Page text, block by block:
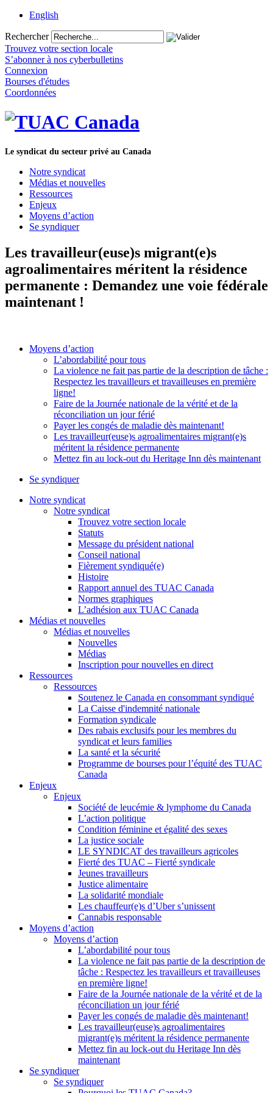
English
Rechercher
Trouvez votre section locale
S’abonner à nos cyberbulletins
Connexion
Bourses d'études
Coordonnées
Le syndicat du secteur privé au Canada
Notre syndicat
Médias et nouvelles
Ressources
Enjeux
Moyens d’action
Se syndiquer
Les travailleur(euse)s migrant(e)s
agroalimentaires méritent la résidence
permanente : Demandez une voie fédérale
maintenant !
Moyens d’action
L’abordabilité pour tous
La violence ne fait pas partie de la description de tâche :
Respectez les travailleurs et travailleuses en première
ligne!
Faire de la Journée nationale de la vérité et de la
réconciliation un jour férié
Payer les congés de maladie dès maintenant!
Les travailleur(euse)s agroalimentaires migrant(e)s
méritent la résidence permanente
Mettez fin au lock-out du Heritage Inn dès maintenant
Se syndiquer
Notre syndicat
Notre syndicat
Trouvez votre section locale
Statuts
Message du président national
Conseil national
Fièrement syndiqué(e)
Histoire
Rapport annuel des TUAC Canada
Normes graphiques
L’adhésion aux TUAC Canada
Médias et nouvelles
Médias et nouvelles
Nouvelles
Médias
Inscription pour nouvelles en direct
Ressources
Ressources
Soutenez le Canada en consommant syndiqué
La Caisse d'indemnité nationale
Formation syndicale
Des rabais exclusifs pour les membres du
syndicat et leurs families
La santé et la sécurité
Programme de bourses pour l’équité des TUAC
Canada
Enjeux
Enjeux
Société de leucémie & lymphome du Canada
L’action politique
Condition féminine et égalité des sexes
La justice sociale
LE SYNDICAT des travailleurs agricoles
Fierté des TUAC – Fierté syndicale
Jeunes travailleurs
Justice alimentaire
La solidarité mondiale
Les chauffeur(e)s d’Uber s’unissent
Cannabis responsable
Moyens d’action
Moyens d’action
L’abordabilité pour tous
La violence ne fait pas partie de la description de
tâche : Respectez les travailleurs et travailleuses
en première ligne!
Faire de la Journée nationale de la vérité et de la
réconciliation un jour férié
Payer les congés de maladie dès maintenant!
Les travailleur(euse)s agroalimentaires
migrant(e)s méritent la résidence permanente
Mettez fin au lock-out du Heritage Inn dès
maintenant
Se syndiquer
Se syndiquer